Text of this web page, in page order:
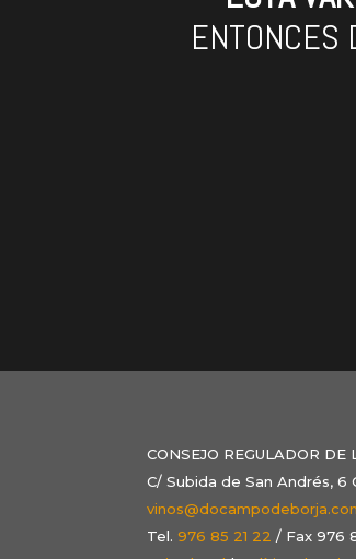
ENTONCES
CONSEJO REGULADOR
C/ Subida de San Andrés, 6
Tel.976 85 21 22 / Fax 976